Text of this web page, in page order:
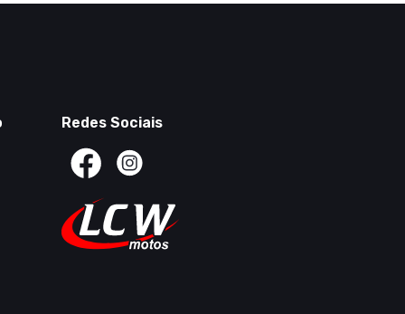
Redes Sociais